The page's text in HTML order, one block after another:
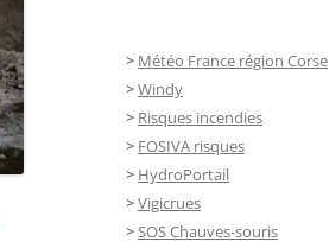
> Météo France région Corse
>Windy
> Risques incendies
> FOSIVA risques
> HydroPortail
>Vigicrues
>SOS Chauves-souris